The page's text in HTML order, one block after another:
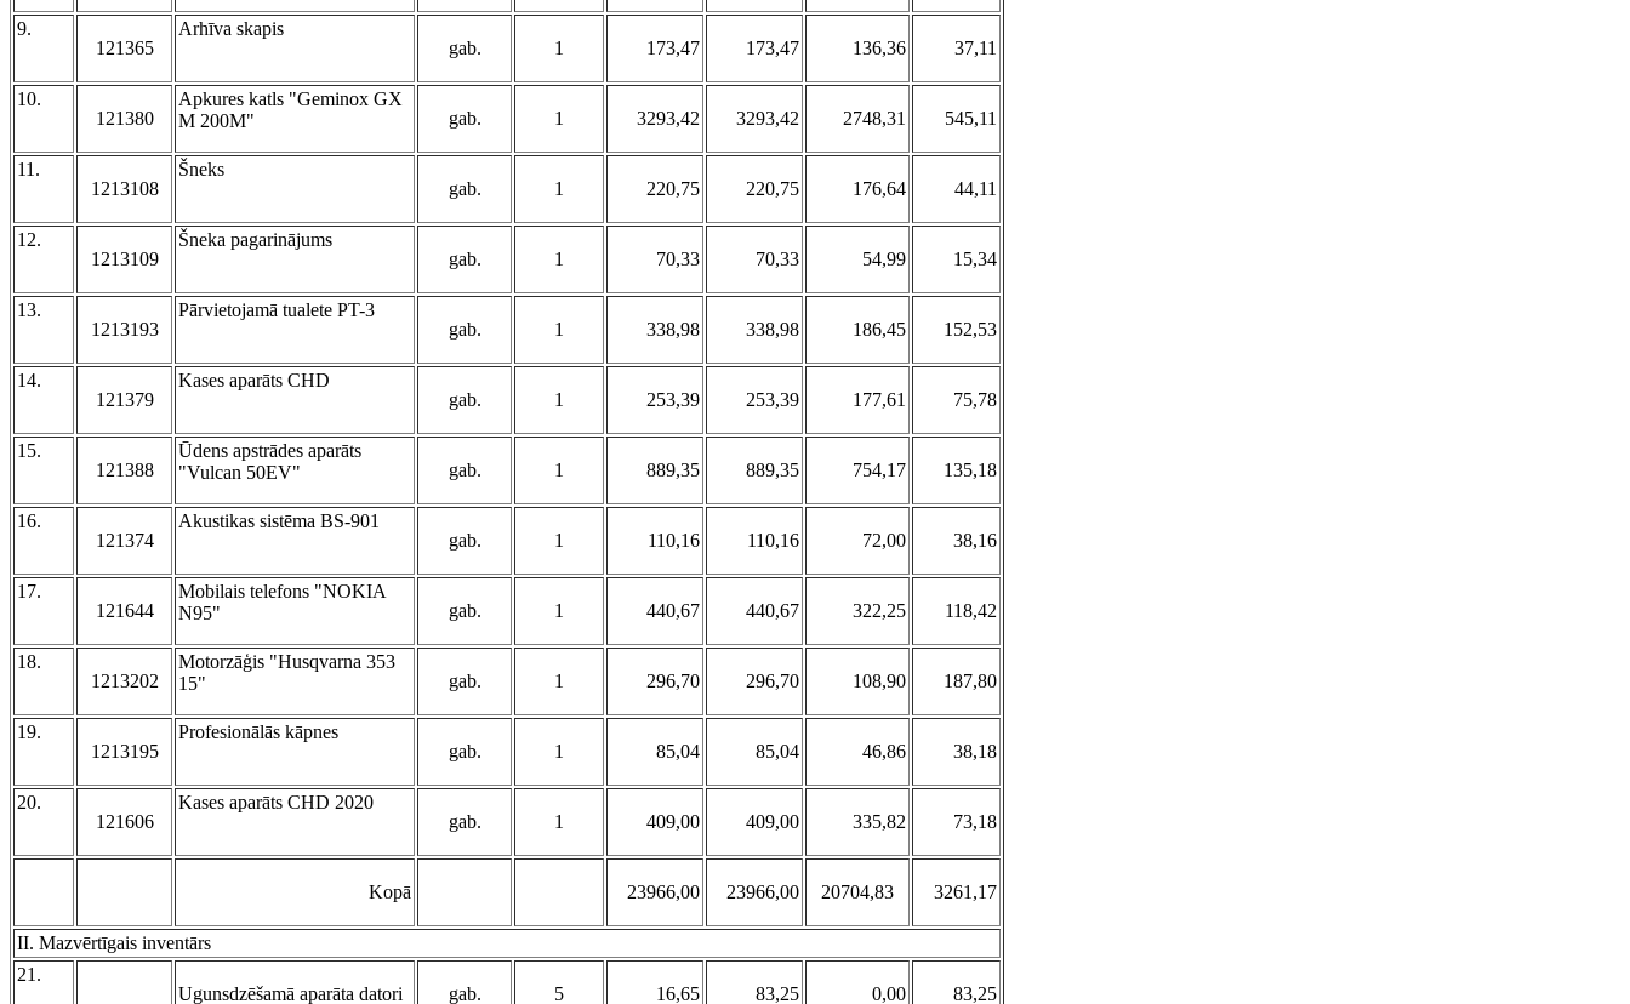
9.
121365
Arhīva skapis
gab.
1 173,47 173,47 136,36 37,11
10.
121380
Apkures katls "Geminox GX
M 200M"
gab. 1 3293,42 3293,42 2748,31 545,11
11.
1213108
Šneks
gab.
1 220,75 220,75 176,64 44,11
12.
1213109
Šneka pagarinājums
gab.
1 70,33 70,33 54,99 15,34
13.
1213193
Pārvietojamā tualete PT-3
gab.
1 338,98 338,98 186,45 152,53
14.
121379
Kases aparāts CHD
gab.
1 253,39 253,39 177,61 75,78
15.
121388
Ūdens apstrādes aparāts
"Vulcan 50EV"
gab. 1 889,35 889,35 754,17 135,18
16.
121374
Akustikas sistēma BS-901
gab.
1 110,16 110,16 72,00 38,16
17.
121644
Mobilais telefons "NOKIA
N95"
gab. 1 440,67 440,67 322,25 118,42
18.
1213202
Motorzāģis "Husqvarna 353
15"
gab. 1 296,70 296,70 108,90 187,80
19.
1213195
Profesionālās kāpnes
gab.
1 85,04 85,04 46,86 38,18
20.
121606
Kases aparāts CHD 2020
gab.
1 409,00 409,00 335,82 73,18
Kopā 23966,00 23966,00 20704,83 3261,17
II. Mazvērtīgais inventārs
21.
Ugunsdzēšamā aparāta datori
gab. 5 16,65 83,25 0,00 83,25